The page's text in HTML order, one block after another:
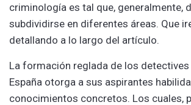
criminología es tal que, generalmente,
subdividirse en diferentes áreas. Que
detallando a lo largo del artículo.
La formación reglada de los detectives
España otorga a sus aspirantes
conocimientos concretos. Los cuales,